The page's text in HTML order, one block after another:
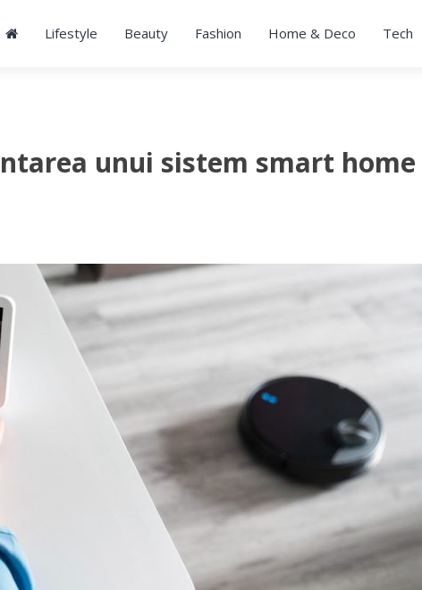
Lifestyle Beauty Fashion Home & Deco Tech
unui sistem smart home